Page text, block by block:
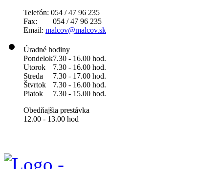
Telefón: 054 / 47 96 235
Fax: 054 / 47 96 235
Email: malcov@malcov.sk
Úradné hodiny
Pondelok7.30 - 16.00 hod.
Utorok
7.30 - 16.00 hod.
Streda
7.30 - 17.00 hod.
Štvrtok
7.30 - 16.00 hod.
Piatok
7.30 - 15.00 hod.
Obedňajšia prestávka
12.00 - 13.00 hod